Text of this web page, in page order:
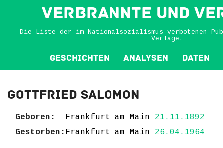
VERBRANNTE und
Die Liste der im Nationalsozialismus verbotenen
Verlage.
Geschichten Analysen Daten
Gottfried Salomon
Geboren: Frankfurt am Main 21.11.1892
Gestorben: Frankfurt am Main 26.04.1964